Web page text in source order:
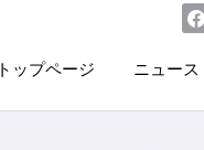
トップページ ニュース